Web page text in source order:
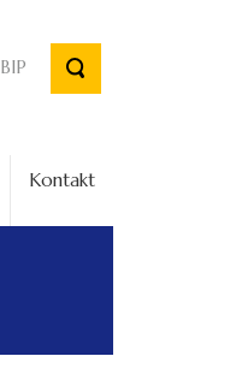
BIP
Kontakt